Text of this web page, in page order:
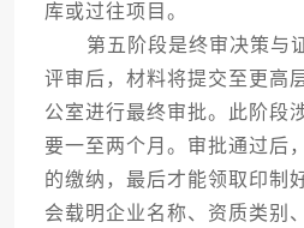
库或过往项目。
第五阶段是终审决策与证
评审后，材料将提交至更高
公室进行最终审批。此阶段
要一至两个月。审批通过后
的缴纳，最后才能领取印制
会载明企业名称、资质类别